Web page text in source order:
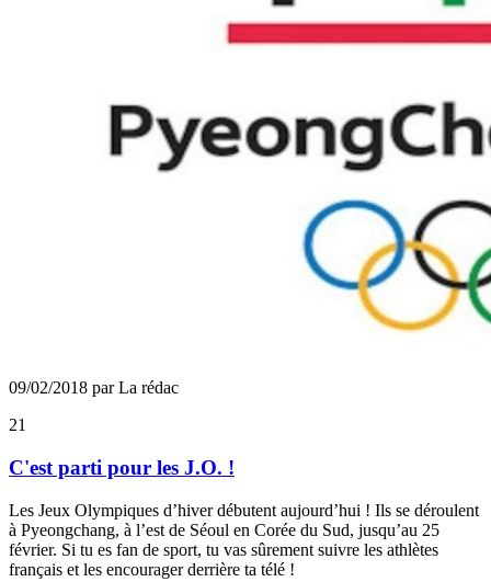
09/02/2018 par La rédac
21
C'est parti pour les J.O. !
Les Jeux Olympiques d’hiver débutent aujourd’hui ! Ils se déroulent
à Pyeongchang, à l’est de Séoul en Corée du Sud, jusqu’au 25
février. Si tu es fan de sport, tu vas sûrement suivre les athlètes
français et les encourager derrière ta télé !